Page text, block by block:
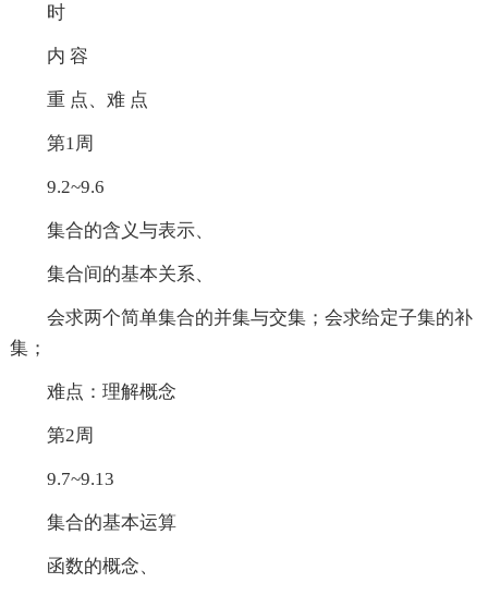
时
内 容
重 点、难 点
第1周
9.2~9.6
集合的含义与表示、
集合间的基本关系、
会求两个简单集合的并集与交集；会求给定子集的补
集；
难点：理解概念
第2周
9.7~9.13
集合的基本运算
函数的概念、